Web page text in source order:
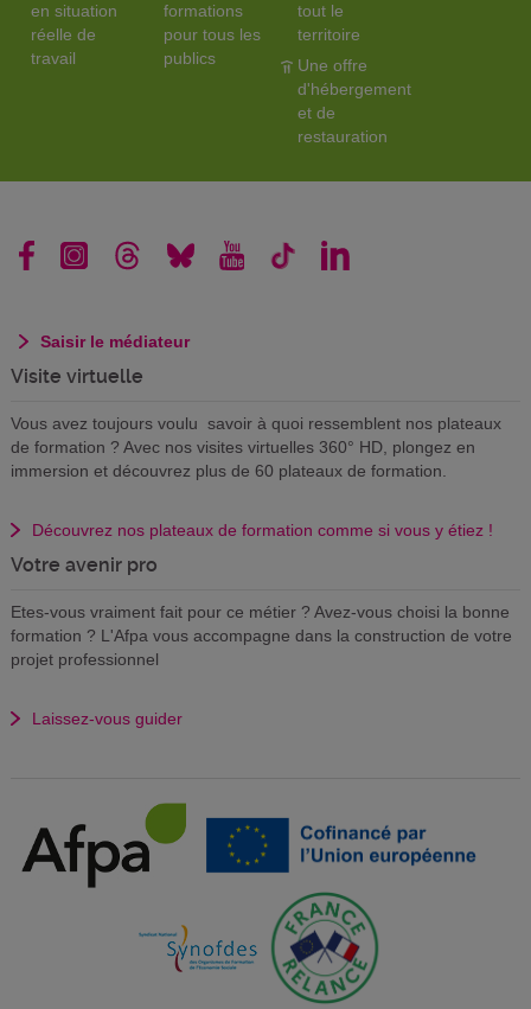
en situation
réelle de
travail
formations
pour tous les
publics
tout le
territoire
Une offre
d'hébergement
et de
restauration
Saisir le médiateur
Visite virtuelle
Vous avez toujours voulu savoir à quoi ressemblent nos plateaux
de formation ? Avec nos visites virtuelles 360° HD, plongez en
immersion et découvrez plus de 60 plateaux de formation.
Découvrez nos plateaux de formation comme si vous y étiez !
Votre avenir pro
Etes-vous vraiment fait pour ce métier ? Avez-vous choisi la bonne
formation ? L'Afpa vous accompagne dans la construction de votre
projet professionnel
Laissez-vous guider